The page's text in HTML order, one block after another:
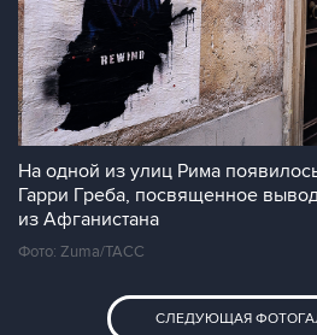
На одной из улиц Рима
Гарри Греба, посвященное
из Афганистана
Фото: Zuma/ТАСС
СЛЕДУЮЩАЯ